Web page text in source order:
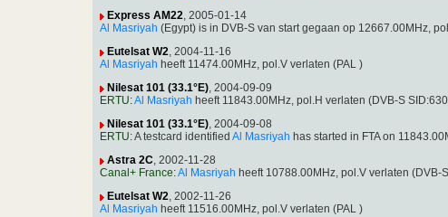
Express AM22, 2005-01-14
Al Masriyah (Egypt) is in DVB-S van start gegaan op 12667.00MHz,
Eutelsat W2, 2004-11-16
Al Masriyah heeft 11474.00MHz, pol.V verlaten (PAL )
Nilesat 101 (33.1°E), 2004-09-09
ERTU:Al Masriyah heeft 11843.00MHz, pol.H verlaten (DVB-S
Nilesat 101 (33.1°E), 2004-09-08
ERTU: A testcard identified Al Masriyah has started in FTA on
Astra 2C, 2002-11-28
Canal+ France:Al Masriyah heeft 10788.00MHz, pol.V verlaten (DVB-
Eutelsat W2, 2002-11-26
Al Masriyah heeft 11516.00MHz, pol.V verlaten (PAL )